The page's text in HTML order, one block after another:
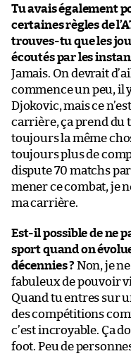
Tu avais également
certaines règles de
trouves-tu que les
écoutés par les
Jamais. On devrait
commence un peu, il
Djokovic, mais ce
carrière, ça prend du
toujours la même
toujours plus de
dispute 70 matchs par
mener ce combat, je
ma carrière.
Est-il possible de ne
sport quand on
décennies ? Non, je
fabuleux de pouvoir
Quand tu entres sur
des compétitions
c’est incroyable. Ça
foot. Peu de